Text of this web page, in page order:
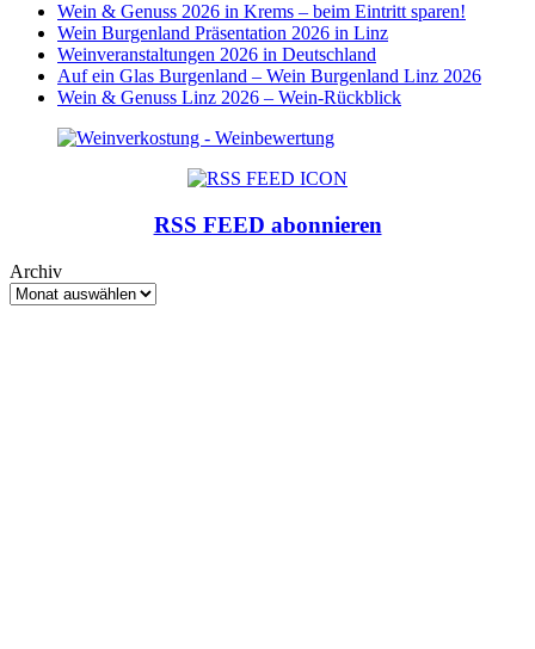
Wein & Genuss 2026 in Krems – beim Eintritt sparen!
Wein Burgenland Präsentation 2026 in Linz
Weinveranstaltungen 2026 in Deutschland
Auf ein Glas Burgenland – Wein Burgenland Linz 2026
Wein & Genuss Linz 2026 – Wein-Rückblick
RSS FEED abonnieren
Archiv